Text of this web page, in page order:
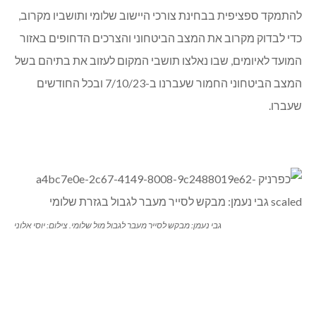
להתמקד ספציפית בבחינת צורכי היישוב שלומי ותושביו מקרוב,
כדי לבדוק מקרוב את המצב הביטחוני והצרכים הדחופים באזור
המועד לאיומים, שבו נאלצו תושבי המקום לעזוב את בתיהם בשל
המצב הביטחוני החמור שעברנו ב-7/10/23 ובכל החודשים
שעברו.
גבי נעמן: מבקש לסייר מעבר לגבול מול שלומי. צילום: יוסי אלוני